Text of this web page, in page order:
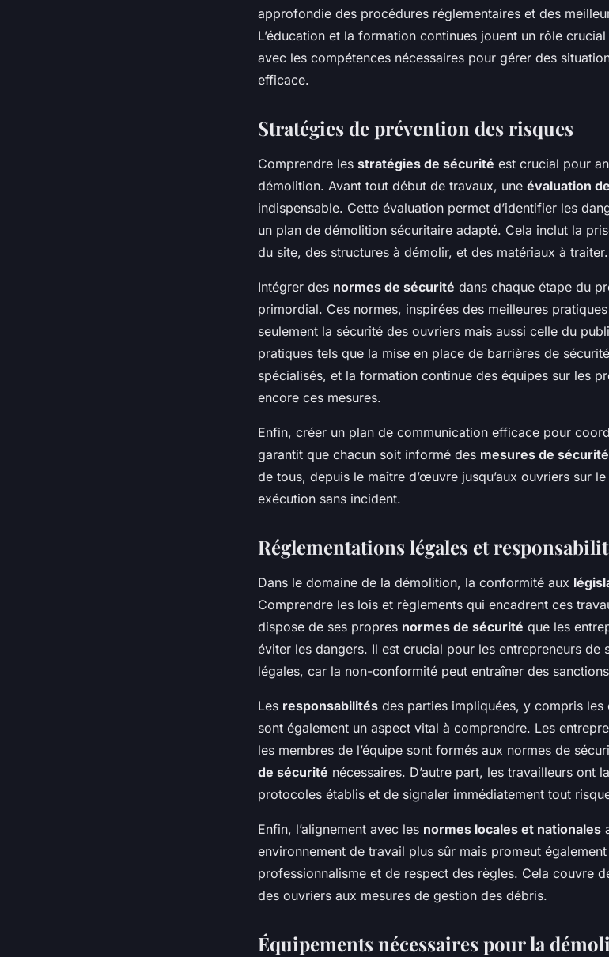
approfondie des procédures réglementaires et des
L’éducation et la formation continues jouent un rôle
avec les compétences nécessaires pour gérer des
efficace.
Stratégies de prévention des risques
Comprendre les stratégies de sécurité est crucial pour
démolition. Avant tout début de travaux, une évaluation
indispensable. Cette évaluation permet d’identifier les
un plan de démolition sécuritaire adapté. Cela inclut la
du site, des structures à démolir, et des matériaux à traiter.
Intégrer des normes de sécurité dans chaque étape du
primordial. Ces normes, inspirées des meilleures
seulement la sécurité des ouvriers mais aussi celle du
pratiques tels que la mise en place de barrières de
spécialisés, et la formation continue des équipes sur les
encore ces mesures.
Enfin, créer un plan de communication efficace pour
garantit que chacun soit informé des mesures de sécurité
de tous, depuis le maître d’œuvre jusqu’aux ouvriers sur
exécution sans incident.
Réglementations légales et
Dans le domaine de la démolition, la conformité aux
Comprendre les lois et règlements qui encadrent ces
dispose de ses propres normes de sécurité que les
éviter les dangers. Il est crucial pour les entrepreneurs de
légales, car la non-conformité peut entraîner des
Les responsabilités des parties impliquées, y compris les
sont également un aspect vital à comprendre. Les
les membres de l’équipe sont formés aux normes de
de sécurité nécessaires. D’autre part, les travailleurs ont
protocoles établis et de signaler immédiatement tout
Enfin, l’alignement avec les normes locales et nationales
environnement de travail plus sûr mais promeut
professionnalisme et de respect des règles. Cela couvre
des ouvriers aux mesures de gestion des débris.
Équipements nécessaires pour la